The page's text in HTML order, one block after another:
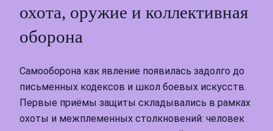
охота, оружие и коллективная
оборона
Самооборона как явление появилась задолго до
письменных кодексов и школ боевых искусств.
Первые приёмы защиты складывались в рамках
охоты и межплеменных столкновений: человек